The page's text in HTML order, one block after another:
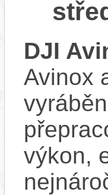
DJI
Avinox
výkon,